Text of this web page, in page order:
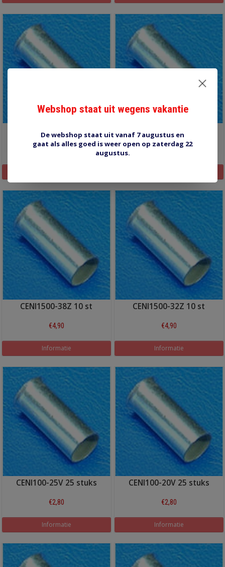
CENI160-20V 25 stuks
€1,20
CENI160-15Z 10 stuks
€1,20
CENI1500-38Z 10 st
€4,90
Informatie
CENI1500-32Z 10 st
€4,90
Informatie
CENI100-25V 25 stuks
€2,80
Informatie
CENI100-20V 25 stuks
€2,80
Informatie
Webshop staat uit wegens vakantie
De webshop staat uit vanaf 7 augustus en
gaat als alles goed is weer open op zaterdag 22
augustus.